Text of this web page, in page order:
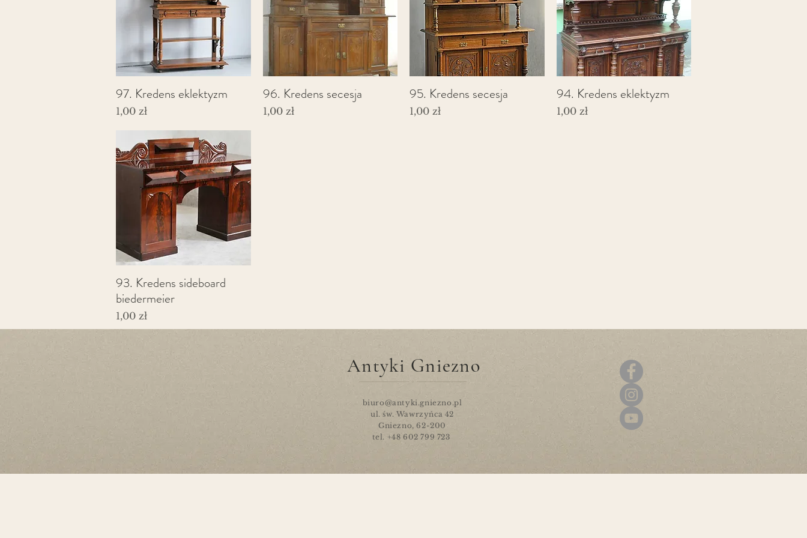
Podgląd
97. Kredens eklektyzm
Cena
1,00 zł
Podgląd
96. Kredens secesja
Cena
1,00 zł
Podgląd
95. Kredens secesja
Cena
1,00 zł
Podgląd
94. Kredens eklektyzm
Cena
1,00 zł
Podgląd
93. Kredens sideboard
biedermeier
Cena
1,00 zł
Antyki Gniezno
biuro@antyki.gniezno.pl
ul. św. Wawrzyńca 42
Gniezno, 62-200
tel. +48 602 799 723